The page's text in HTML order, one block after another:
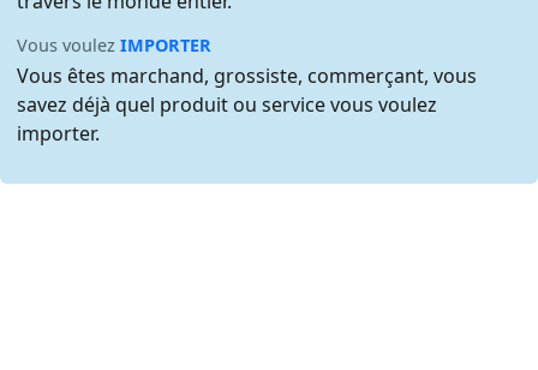
Vous voulezIMPORTER
Vous êtes marchand, grossiste, commerçant, vous
savez déjà quel produit ou service vous voulez
importer.